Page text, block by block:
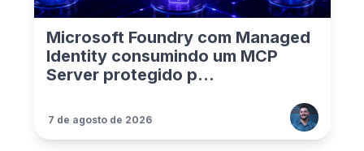
Microsoft Foundry com Managed
Identity consumindo um MCP
Server protegido p...
7 de agosto de 2026